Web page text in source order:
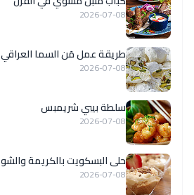
2026-07-08
طريقة عمل مَن السما العراقي الاصلي
2026-07-08
سلطة بيبي شريمبس
2026-07-08
حلى البسكويت بالكريمة
2026-07-08